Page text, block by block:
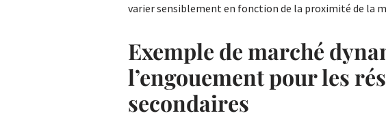
varier sensiblement en fonction de la proximité de la
Exemple de marché
l’engouement pour les
secondaires